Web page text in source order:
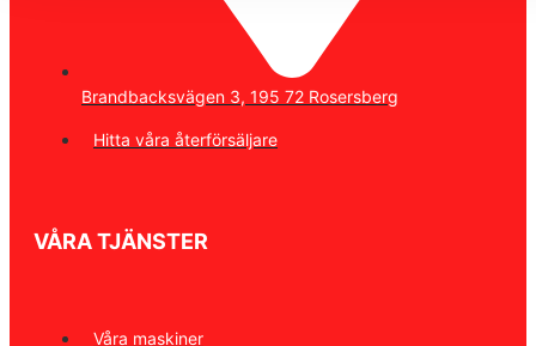
Brandbacksvägen 3, 195 72 Rosersberg
Hitta våra återförsäljare
VÅRA TJÄNSTER
Våra maskiner